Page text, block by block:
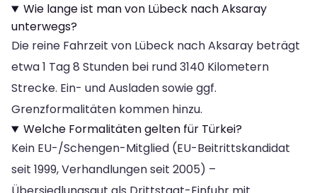
Wie lange ist man von Lübeck nach Aksaray
unterwegs?
Die reine Fahrzeit von Lübeck nach Aksaray beträgt
etwa 1 Tag 8 Stunden bei rund 3140 Kilometern
Strecke. Ein- und Ausladen sowie ggf.
Grenzformalitäten kommen hinzu.
Welche Formalitäten gelten für Türkei?
Kein EU-/Schengen-Mitglied (EU-Beitrittskandidat
seit 1999, Verhandlungen seit 2005) –